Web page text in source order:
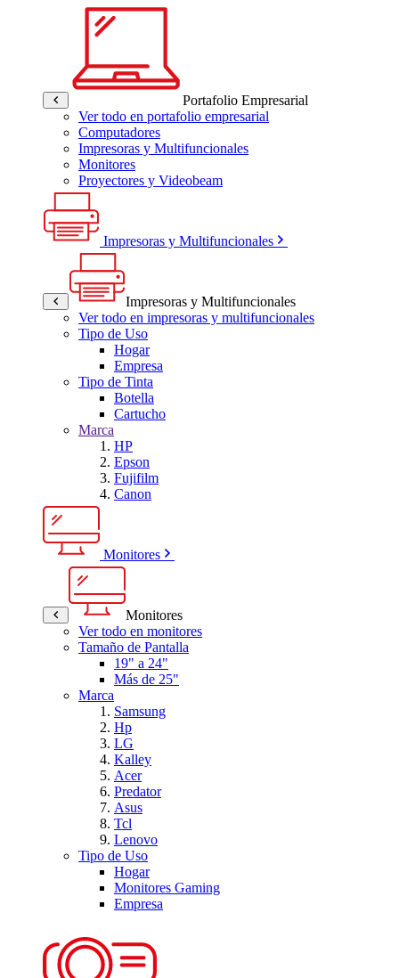
Portafolio Empresarial
Ver todo en portafolio empresarial
Computadores
Impresoras y Multifuncionales
Monitores
Proyectores y Videobeam
Impresoras y Multifuncionales
Impresoras y Multifuncionales
Ver todo en impresoras y multifuncionales
Tipo de Uso
Hogar
Empresa
Tipo de Tinta
Botella
Cartucho
Marca
HP
Epson
Fujifilm
Canon
Monitores
Monitores
Ver todo en monitores
Tamaño de Pantalla
19" a 24"
Más de 25"
Marca
Samsung
Hp
LG
Kalley
Acer
Predator
Asus
Tcl
Lenovo
Tipo de Uso
Hogar
Monitores Gaming
Empresa